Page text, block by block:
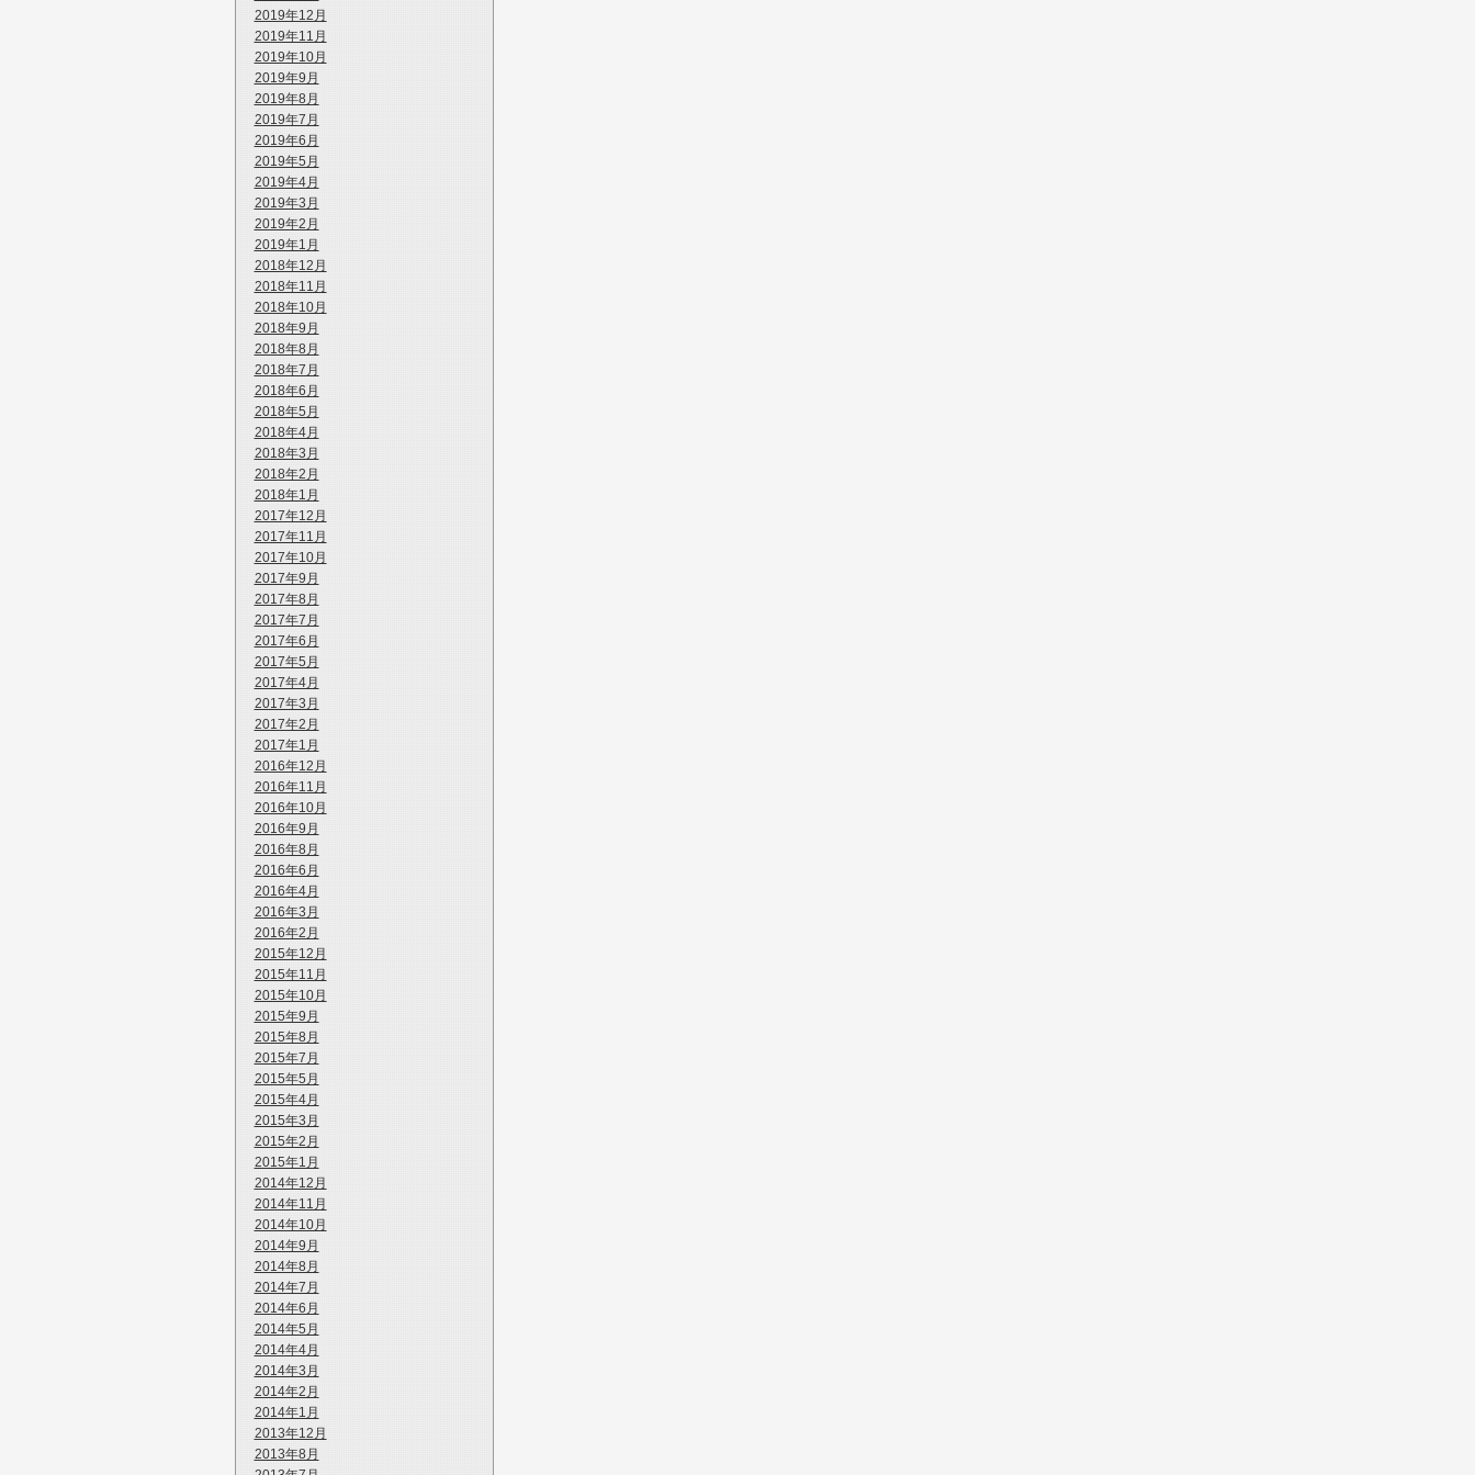
2019年12月
2019年11月
2019年10月
2019年9月
2019年8月
2019年7月
2019年6月
2019年5月
2019年4月
2019年3月
2019年2月
2019年1月
2018年12月
2018年11月
2018年10月
2018年9月
2018年8月
2018年7月
2018年6月
2018年5月
2018年4月
2018年3月
2018年2月
2018年1月
2017年12月
2017年11月
2017年10月
2017年9月
2017年8月
2017年7月
2017年6月
2017年5月
2017年4月
2017年3月
2017年2月
2017年1月
2016年12月
2016年11月
2016年10月
2016年9月
2016年8月
2016年6月
2016年4月
2016年3月
2016年2月
2015年12月
2015年11月
2015年10月
2015年9月
2015年8月
2015年7月
2015年5月
2015年4月
2015年3月
2015年2月
2015年1月
2014年12月
2014年11月
2014年10月
2014年9月
2014年8月
2014年7月
2014年6月
2014年5月
2014年4月
2014年3月
2014年2月
2014年1月
2013年12月
2013年8月